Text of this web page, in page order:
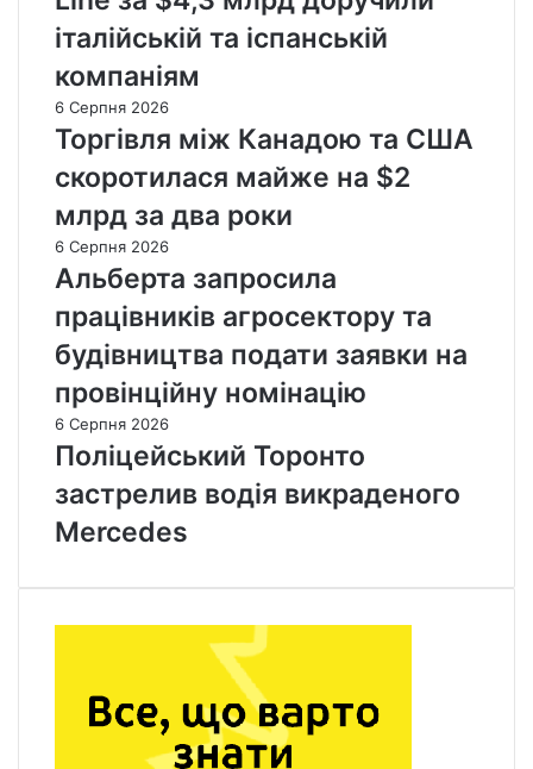
італійській та іспанській
компаніям
6 Серпня 2026
Торгівля між Канадою та США
скоротилася майже на $2
млрд за два роки
6 Серпня 2026
Альберта запросила
працівників агросектору та
будівництва подати заявки на
провінційну номінацію
6 Серпня 2026
Поліцейський Торонто
застрелив водія викраденого
Mercedes